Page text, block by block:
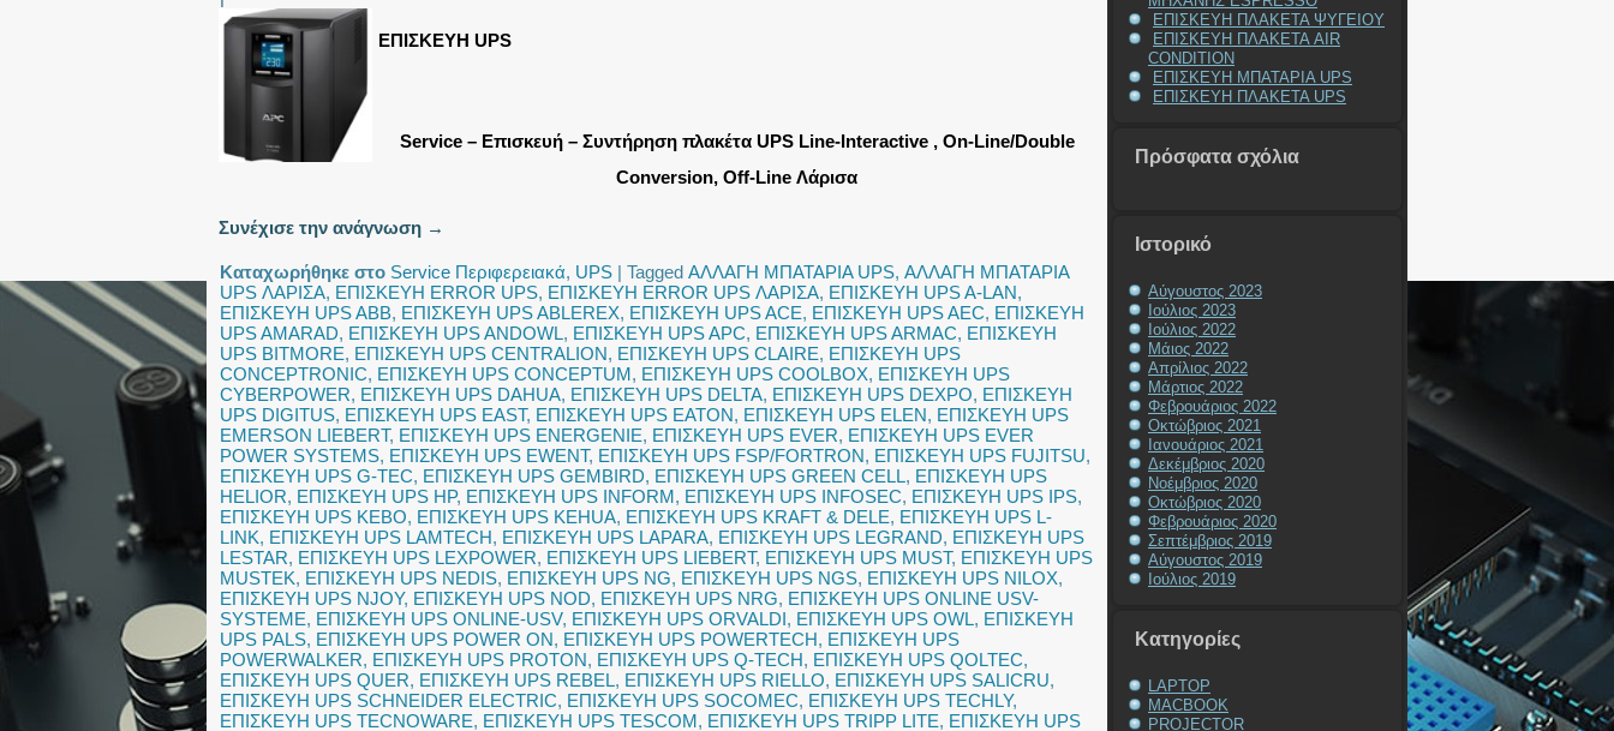
ΕΠΙΣΚΕΥΗ UPS
Service – Επισκευή – Συντήρηση πλακέτα UPS Line-Interactive , On-Line/Double
Conversion, Off-Line Λάρισα
Συνέχισε την ανάγνωση →
Καταχωρήθηκε στο Service Περιφερειακά, UPS | Tagged ΑΛΛΑΓΗ ΜΠΑΤΑΡΙΑ UPS, ΑΛΛΑΓΗ ΜΠΑΤΑΡΙΑ
UPS ΛΑΡΙΣΑ, ΕΠΙΣΚΕΥΗ ERROR UPS, ΕΠΙΣΚΕΥΗ ERROR UPS ΛΑΡΙΣΑ, ΕΠΙΣΚΕΥΗ UPS A-LAN,
ΕΠΙΣΚΕΥΗ UPS ABB, ΕΠΙΣΚΕΥΗ UPS ABLEREX, ΕΠΙΣΚΕΥΗ UPS ACE, ΕΠΙΣΚΕΥΗ UPS AEC, ΕΠΙΣΚΕΥΗ
UPS AMARAD, ΕΠΙΣΚΕΥΗ UPS ANDOWL, ΕΠΙΣΚΕΥΗ UPS APC, ΕΠΙΣΚΕΥΗ UPS ARMAC, ΕΠΙΣΚΕΥΗ
UPS BITMORE, ΕΠΙΣΚΕΥΗ UPS CENTRALION, ΕΠΙΣΚΕΥΗ UPS CLAIRE, ΕΠΙΣΚΕΥΗ UPS
CONCEPTRONIC, ΕΠΙΣΚΕΥΗ UPS CONCEPTUM, ΕΠΙΣΚΕΥΗ UPS COOLBOX, ΕΠΙΣΚΕΥΗ UPS
CYBERPOWER, ΕΠΙΣΚΕΥΗ UPS DAHUA, ΕΠΙΣΚΕΥΗ UPS DELTA, ΕΠΙΣΚΕΥΗ UPS DEXPO, ΕΠΙΣΚΕΥΗ
UPS DIGITUS, ΕΠΙΣΚΕΥΗ UPS EAST, ΕΠΙΣΚΕΥΗ UPS EATON, ΕΠΙΣΚΕΥΗ UPS ELEN, ΕΠΙΣΚΕΥΗ UPS
EMERSON LIEBERT, ΕΠΙΣΚΕΥΗ UPS ENERGENIE, ΕΠΙΣΚΕΥΗ UPS EVER, ΕΠΙΣΚΕΥΗ UPS EVER
POWER SYSTEMS, ΕΠΙΣΚΕΥΗ UPS EWENT, ΕΠΙΣΚΕΥΗ UPS FSP/FORTRON, ΕΠΙΣΚΕΥΗ UPS FUJITSU,
ΕΠΙΣΚΕΥΗ UPS G-TEC, ΕΠΙΣΚΕΥΗ UPS GEMBIRD, ΕΠΙΣΚΕΥΗ UPS GREEN CELL, ΕΠΙΣΚΕΥΗ UPS
HELIOR, ΕΠΙΣΚΕΥΗ UPS HP, ΕΠΙΣΚΕΥΗ UPS INFORM, ΕΠΙΣΚΕΥΗ UPS INFOSEC, ΕΠΙΣΚΕΥΗ UPS IPS,
ΕΠΙΣΚΕΥΗ UPS KEBO, ΕΠΙΣΚΕΥΗ UPS KEHUA, ΕΠΙΣΚΕΥΗ UPS KRAFT & DELE, ΕΠΙΣΚΕΥΗ UPS L-
LINK, ΕΠΙΣΚΕΥΗ UPS LAMTECH, ΕΠΙΣΚΕΥΗ UPS LAPARA, ΕΠΙΣΚΕΥΗ UPS LEGRAND, ΕΠΙΣΚΕΥΗ UPS
LESTAR, ΕΠΙΣΚΕΥΗ UPS LEXPOWER, ΕΠΙΣΚΕΥΗ UPS LIEBERT, ΕΠΙΣΚΕΥΗ UPS MUST, ΕΠΙΣΚΕΥΗ UPS
MUSTEK, ΕΠΙΣΚΕΥΗ UPS NEDIS, ΕΠΙΣΚΕΥΗ UPS NG, ΕΠΙΣΚΕΥΗ UPS NGS, ΕΠΙΣΚΕΥΗ UPS NILOX,
ΕΠΙΣΚΕΥΗ UPS NJOY, ΕΠΙΣΚΕΥΗ UPS NOD, ΕΠΙΣΚΕΥΗ UPS NRG, ΕΠΙΣΚΕΥΗ UPS ONLINE USV-
SYSTEME, ΕΠΙΣΚΕΥΗ UPS ONLINE-USV, ΕΠΙΣΚΕΥΗ UPS ORVALDI, ΕΠΙΣΚΕΥΗ UPS OWL, ΕΠΙΣΚΕΥΗ
UPS PALS, ΕΠΙΣΚΕΥΗ UPS POWER ON, ΕΠΙΣΚΕΥΗ UPS POWERTECH, ΕΠΙΣΚΕΥΗ UPS
POWERWALKER, ΕΠΙΣΚΕΥΗ UPS PROTON, ΕΠΙΣΚΕΥΗ UPS Q-TECH, ΕΠΙΣΚΕΥΗ UPS QOLTEC,
ΕΠΙΣΚΕΥΗ UPS QUER, ΕΠΙΣΚΕΥΗ UPS REBEL, ΕΠΙΣΚΕΥΗ UPS RIELLO, ΕΠΙΣΚΕΥΗ UPS SALICRU,
ΕΠΙΣΚΕΥΗ UPS SCHNEIDER ELECTRIC, ΕΠΙΣΚΕΥΗ UPS SOCOMEC, ΕΠΙΣΚΕΥΗ UPS TECHLY,
ΕΠΙΣΚΕΥΗ UPS TECNOWARE, ΕΠΙΣΚΕΥΗ UPS TESCOM, ΕΠΙΣΚΕΥΗ UPS TRIPP LITE, ΕΠΙΣΚΕΥΗ UPS
ΕΠΙΣΚΕΥΗ ΠΛΑΚΕΤΑ ΨΥΓΕΙΟΥ
ΕΠΙΣΚΕΥΗ ΠΛΑΚΕΤΑ AIR
CONDITION
ΕΠΙΣΚΕΥΗ ΜΠΑΤΑΡΙΑ UPS
ΕΠΙΣΚΕΥΗ ΠΛΑΚΕΤΑ UPS
Πρόσφατα σχόλια
Ιστορικό
Αύγουστος 2023
Ιούλιος 2023
Ιούλιος 2022
Μάιος 2022
Απρίλιος 2022
Μάρτιος 2022
Φεβρουάριος 2022
Οκτώβριος 2021
Ιανουάριος 2021
Δεκέμβριος 2020
Νοέμβριος 2020
Οκτώβριος 2020
Φεβρουάριος 2020
Σεπτέμβριος 2019
Αύγουστος 2019
Ιούλιος 2019
Kατηγορίες
LAPTOP
MACBOOK
PROJECTOR